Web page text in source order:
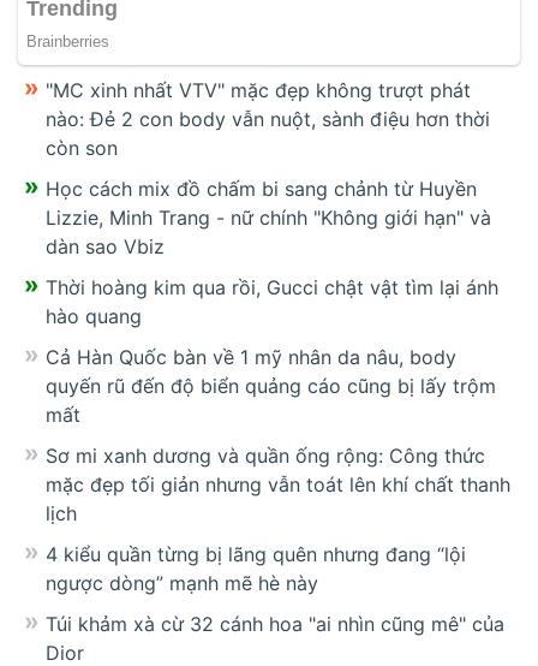
"MC xinh nhất VTV" mặc đẹp không trượt phát
nào: Đẻ 2 con body vẫn nuột, sành điệu hơn thời
còn son
Học cách mix đồ chấm bi sang chảnh từ Huyền
Lizzie, Minh Trang - nữ chính "Không giới hạn" và
dàn sao Vbiz
Thời hoàng kim qua rồi, Gucci chật vật tìm lại ánh
hào quang
Cả Hàn Quốc bàn về 1 mỹ nhân da nâu, body
quyến rũ đến độ biển quảng cáo cũng bị lấy trộm
mất
Sơ mi xanh dương và quần ống rộng: Công thức
mặc đẹp tối giản nhưng vẫn toát lên khí chất thanh
lịch
4 kiểu quần từng bị lãng quên nhưng đang “lội
ngược dòng” mạnh mẽ hè này
Túi khảm xà cừ 32 cánh hoa "ai nhìn cũng mê" của
Dior